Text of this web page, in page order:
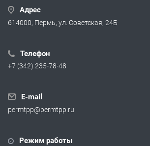
Адрес
614000, Пермь, ул. Советская, 24Б
Телефон
+7 (342) 235-78-48
E-mail
permtpp@permtpp.ru
Режим работы